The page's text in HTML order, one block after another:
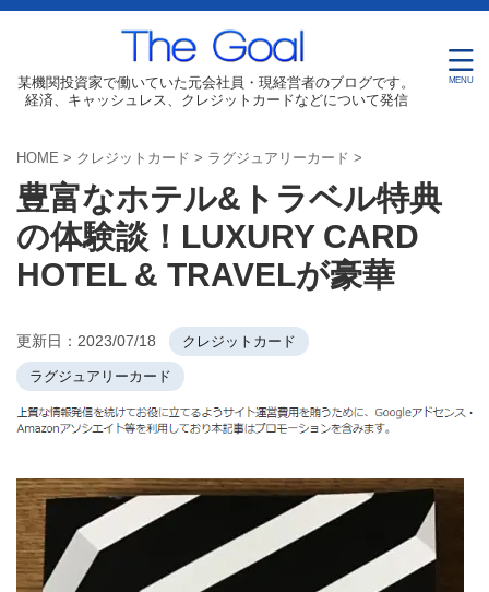
某機関投資家で働いていた元会社員・現経営者のブログです。
経済、キャッシュレス、クレジットカードなどについて発信
HOME > クレジットカード > ラグジュアリーカード >
豊富なホテル&トラベル特典
の体験談！LUXURY CARD
HOTEL & TRAVELが豪華
更新日： 2023/07/18 クレジットカード
ラグジュアリーカード